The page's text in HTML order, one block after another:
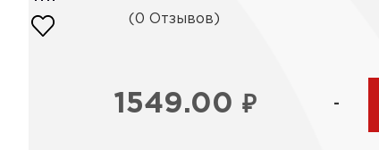
(0 Отзывов)
1549.00 ₽ -